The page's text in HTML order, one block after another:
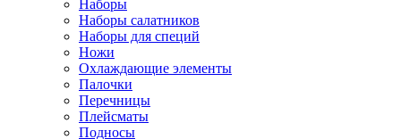
Наборы
Наборы салатников
Наборы для специй
Ножи
Охлаждающие элементы
Палочки
Перечницы
Плейсматы
Подносы